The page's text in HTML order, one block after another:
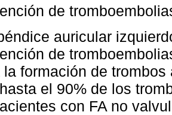
de
auricular
de
la formación de
el 90% de los
con FA no